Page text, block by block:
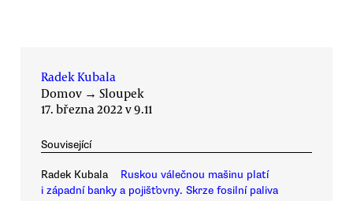
Radek Kubala
Domov → Sloupek
17. března 2022 v 9.11
Související
Radek Kubala
Ruskou válečnou mašinu platí
i západní banky a pojišťovny. Skrze fosilní paliva